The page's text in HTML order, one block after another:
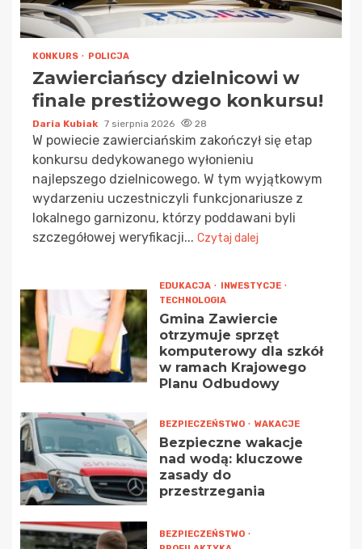
KONKURS POLICJA
Zawierciańscy dzielnicowi w
finale prestiżowego konkursu!
Daria Kubiak 7 sierpnia 2026 28
W powiecie zawierciańskim zakończył się etap
konkursu dedykowanego wyłonieniu
najlepszego dzielnicowego. W tym wyjątkowym
wydarzeniu uczestniczyli funkcjonariusze z
lokalnego garnizonu, którzy poddawani byli
szczegółowej weryfikacji... Czytaj dalej
EDUKACJA
INWESTYCJE
TECHNOLOGIA
Gmina Zawiercie
otrzymuje sprzęt
komputerowy dla szkół
w ramach Krajowego
Planu Odbudowy
BEZPIECZEŃSTWO WAKACJE
Bezpieczne wakacje
nad wodą: kluczowe
zasady do
przestrzegania
BEZPIECZEŃSTWO